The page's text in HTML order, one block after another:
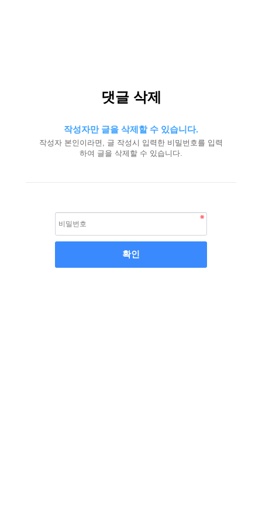
댓글 삭제
작성자만 글을 삭제할 수 있습니다.
작성자 본인이라면, 글 작성시 입력한 비밀번호를 입력
하여 글을 삭제할 수 있습니다.